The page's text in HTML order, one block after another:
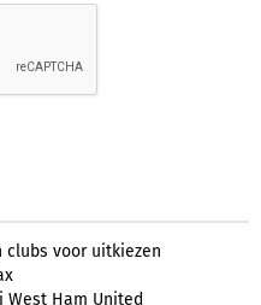
voor uitkiezen
Ham United